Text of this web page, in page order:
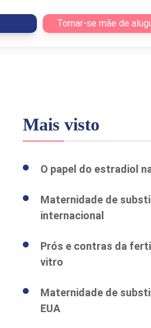
Tornar-se mãe de
Mais visto
O papel do estradiol
Maternidade de
internacional
Prós e contras da
vitro
Maternidade de
EUA